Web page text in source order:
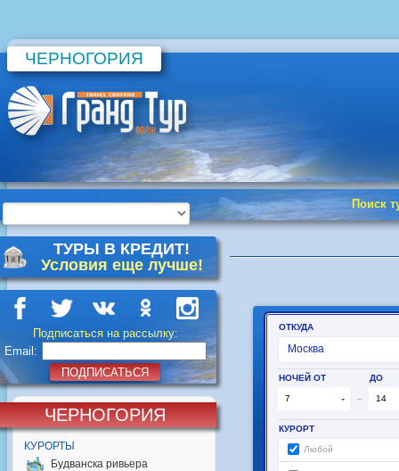
ЧЕРНОГОРИЯ
Поиск
ТУРЫ В КРЕДИТ!
Условия еще лучше!
Подписаться на рассылку:
Email:
ПОДПИСАТЬСЯ
ЧЕРНОГОРИЯ
КУРОРТЫ
Будванска ривьера